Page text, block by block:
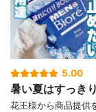
5.00
暑い夏はすっき
花王様から商品提供